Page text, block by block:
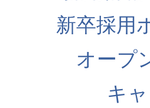
新卒採用
オープ
キ